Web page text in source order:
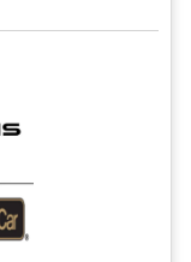
según CC BY 4.0.